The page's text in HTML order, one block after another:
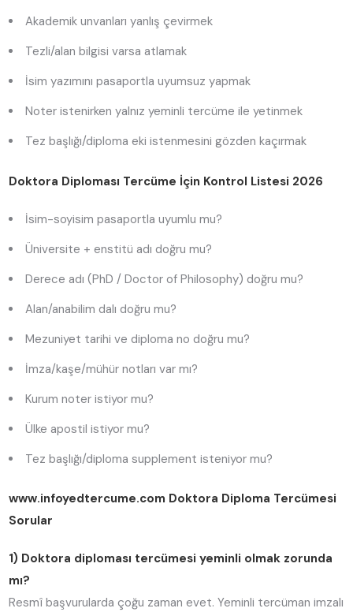
Akademik unvanları yanlış çevirmek
Tezli/alan bilgisi varsa atlamak
İsim yazımını pasaportla uyumsuz yapmak
Noter istenirken yalnız yeminli tercüme ile yetinmek
Tez başlığı/diploma eki istenmesini gözden kaçırmak
Doktora Diploması Tercüme İçin Kontrol Listesi 2026
İsim-soyisim pasaportla uyumlu mu?
Üniversite + enstitü adı doğru mu?
Derece adı (PhD / Doctor of Philosophy) doğru mu?
Alan/anabilim dalı doğru mu?
Mezuniyet tarihi ve diploma no doğru mu?
İmza/kaşe/mühür notları var mı?
Kurum noter istiyor mu?
Ülke apostil istiyor mu?
Tez başlığı/diploma supplement isteniyor mu?
www.infoyedtercume.com Doktora Diploma Tercümesi
Sorular
1) Doktora diploması tercümesi yeminli olmak zorunda
mı?
Resmî başvurularda çoğu zaman evet. Yeminli tercüman imzalı